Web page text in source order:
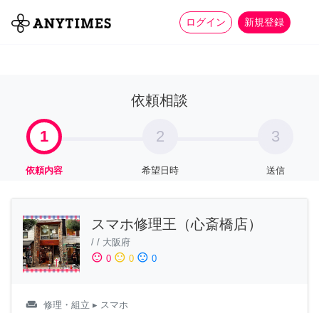
ログイン 新規登録
全て 家事 more_horiz
依頼相談
1
依頼内容
2
希望日時
3
送信
スマホ修理王（心斎橋店）
/ / 大阪府
sentiment_satisfied 0 sentiment_neutral 0 sentiment_dissatisfied 0
weekend 修理・組立 ▸ スマホ